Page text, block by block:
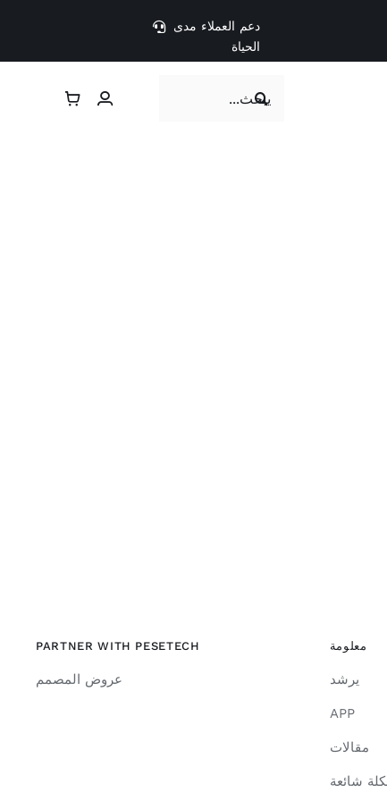
دعم العملاء مدى
الحياة
for:
معلومة
يرشد
APP
مقالات
شائعة
PARTNER WITH PESETECH
عروض المصمم